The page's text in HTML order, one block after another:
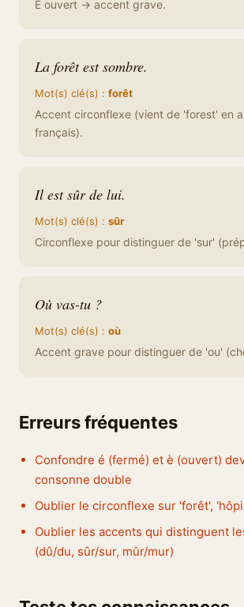
È ouvert → accent grave.
La forêt est sombre.
Mot(s) clé(s) : forêt
Accent circonflexe (vient de 'forest' en
français).
Il est sûr de lui.
Mot(s) clé(s) : sûr
Circonflexe pour distinguer de 'sur'
Où vas-tu ?
Mot(s) clé(s) : où
Accent grave pour distinguer de 'ou'
Erreurs fréquentes
Confondre é (fermé) et è (ouvert)
consonne double
Oublier le circonflexe sur 'forêt',
Oublier les accents qui distinguent
(dû/du, sûr/sur, mûr/mur)